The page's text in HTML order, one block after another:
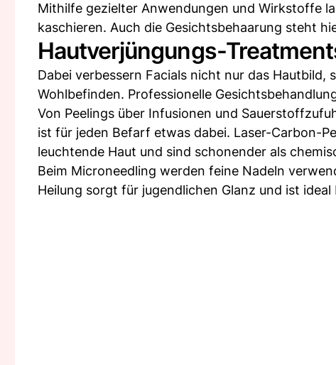
Mithilfe gezielter Anwendungen und Wirkstoffe
kaschieren. Auch die Gesichtsbehaarung steht
Hautverjüngungs-
Dabei verbessern Facials nicht nur das
Wohlbefinden. Professionelle
Von Peelings über Infusionen und
ist für jeden Befarf etwas dabei. Laser-Carbon-
leuchtende Haut und sind schonender als
Beim Microneedling werden feine Nadeln
Heilung sorgt für jugendlichen Glanz und ist